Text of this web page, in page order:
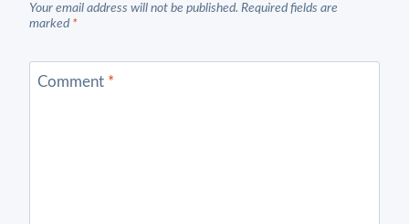
Your email address will not be published. Required fields are
marked *
Comment *